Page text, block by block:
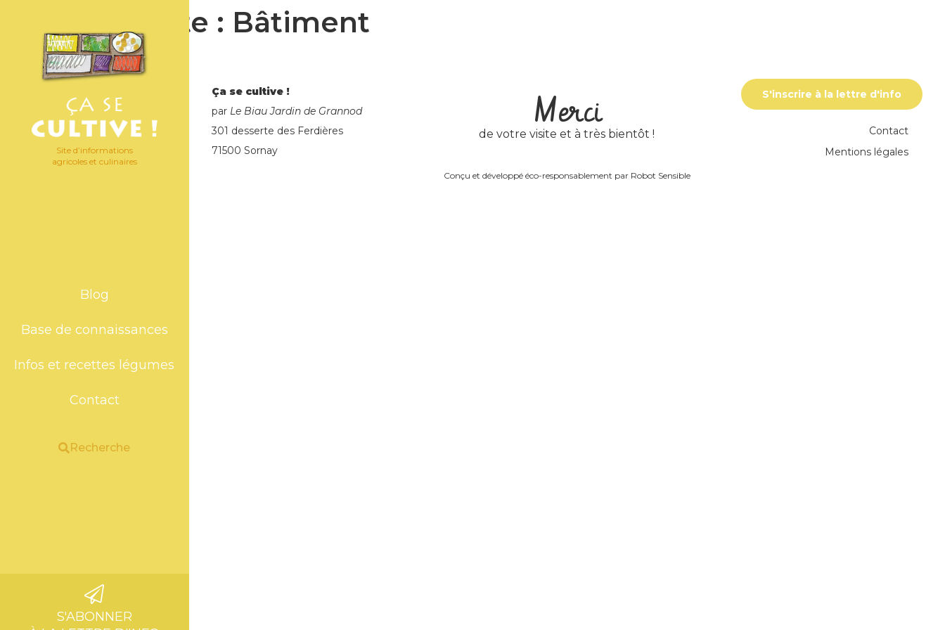
Site d’informations
agricoles et culinaires
Blog
Base de connaissances
Infos et recettes légumes
Contact
Recherche
S'ABONNER
Étiquette : Bâtiment
Ça se cultive !
par Le Biau Jardin de Grannod
301 desserte des Ferdières
71500 Sornay
Merci
de votre visite et à très bientôt !
S'inscrire à la lettre d'info
Contact
Mentions légales
Conçu et développé éco-responsablement par Robot Sensible